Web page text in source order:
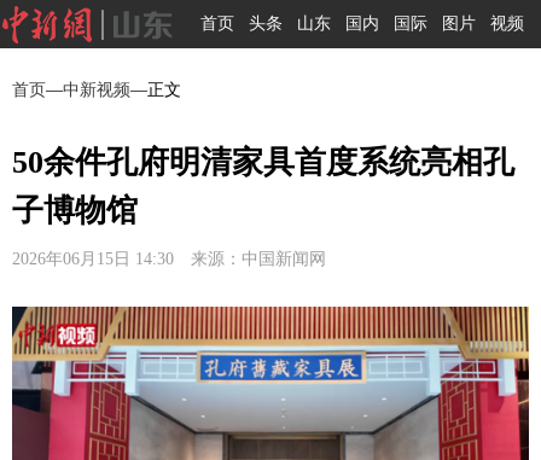
首页 头条 山东 国内 国际 图片 视频
首页—中新视频—正文
50余件孔府明清家具首度系统亮相孔
子博物馆
2026年06月15日 14:30 来源：中国新闻网